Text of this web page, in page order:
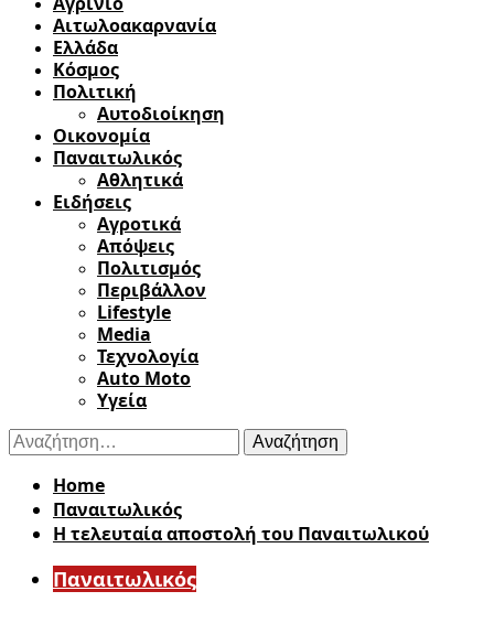
Αιτωλοακαρνανία
Ελλάδα
Κόσμος
Πολιτική
Αυτοδιοίκηση
Οικονομία
Παναιτωλικός
Αθλητικά
Ειδήσεις
Αγροτικά
Απόψεις
Πολιτισμός
Περιβάλλον
Lifestyle
Media
Τεχνολογία
Auto Moto
Υγεία
Αναζήτηση
για:
Home
Παναιτωλικός
Η τελευταία αποστολή του Παναιτωλικού
Παναιτωλικός